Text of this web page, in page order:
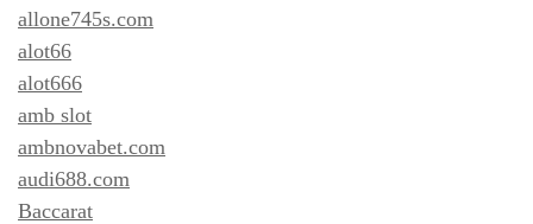
allone745s.com
alot66
alot666
amb slot
ambnovabet.com
audi688.com
Baccarat